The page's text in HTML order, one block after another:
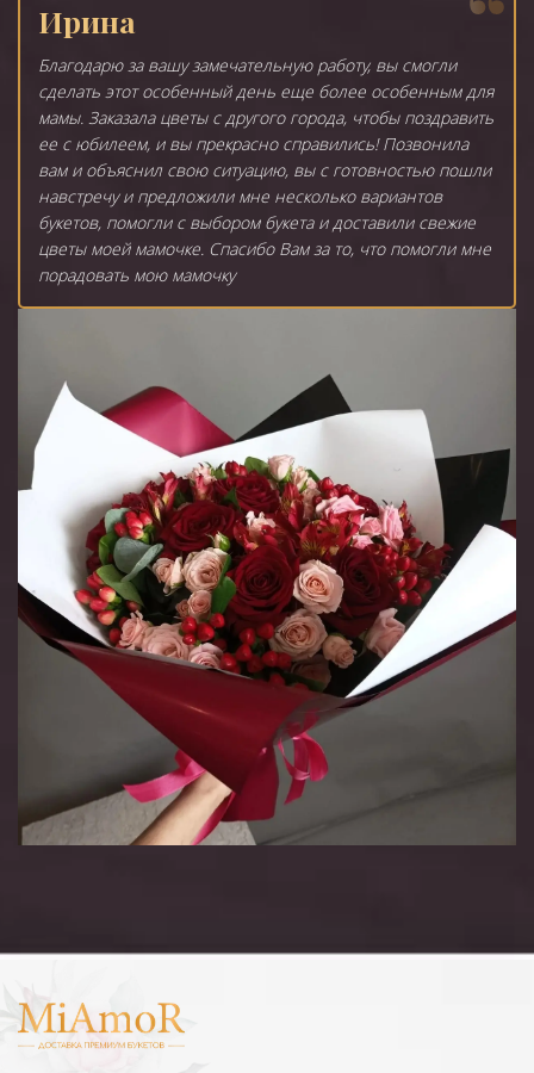
Ирина
Благодарю за вашу замечательную работу, вы смогли
сделать этот особенный день еще более особенным для
мамы. Заказала цветы с другого города, чтобы поздравить
ее с юбилеем, и вы прекрасно справились! Позвонила
вам и объяснил свою ситуацию, вы с готовностью пошли
навстречу и предложили мне несколько вариантов
букетов, помогли с выбором букета и доставили свежие
цветы моей мамочке. Спасибо Вам за то, что помогли мне
порадовать мою мамочку